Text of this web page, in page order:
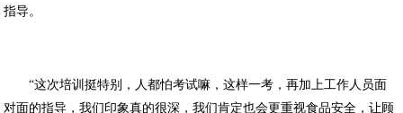
指导。
“这次培训挺特别，人都怕考试嘛，这样一考，再加上工作人员面
对面的指导，我们印象真的很深，我们肯定也会更重视食品安全，让顾